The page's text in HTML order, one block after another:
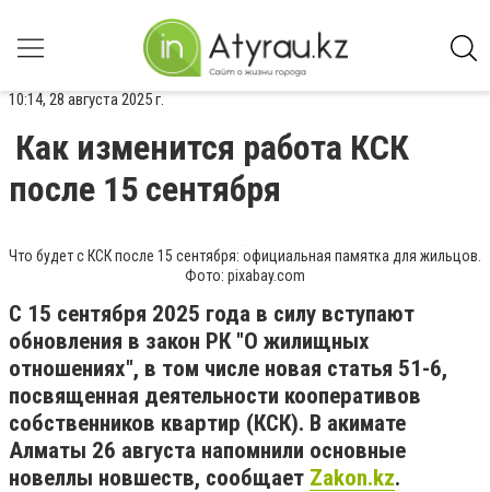
10:14, 28 августа 2025 г.
Как изменится работа КСК
после 15 сентября
Что будет с КСК после 15 сентября: официальная памятка для жильцов.
Фото: pixabay.com
С 15 сентября 2025 года в силу вступают
обновления в закон РК "О жилищных
отношениях", в том числе новая статья 51-6,
посвященная деятельности кооперативов
собственников квартир (КСК). В акимате
Алматы 26 августа напомнили основные
новеллы новшеств, сообщает Zakon.kz.